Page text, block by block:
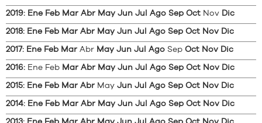
2019: Ene Feb Mar Abr May Jun Jul Ago Sep Oct Nov Dic
2018: Ene Feb Mar Abr May Jun Jul Ago Sep Oct Nov Dic
2017: Ene Feb Mar Abr May Jun Jul Ago Sep Oct Nov Dic
2016: Ene Feb Mar Abr May Jun Jul Ago Sep Oct Nov Dic
2015: Ene Feb Mar Abr May Jun Jul Ago Sep Oct Nov Dic
2014: Ene Feb Mar Abr May Jun Jul Ago Sep Oct Nov Dic